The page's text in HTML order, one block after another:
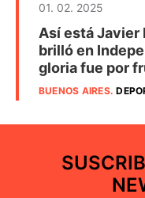
01. 02. 2025
Así está Javier
brilló en
gloria fue por
BUENOS AIRES.